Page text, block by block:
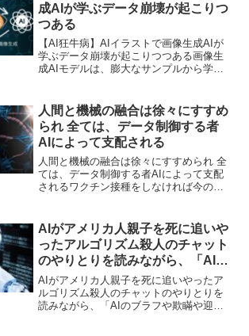
成AIが学ぶデータ崩壊が起こりつ
つある
【AI狂牛病】AIイラストで画像生成AIが
学ぶデータ崩壊が起こりつつある画像生
成AIモデルは、膨大なサンプルから学習
います。では、AIモデルが、知らず知ら
ずのうちにA...
人間と機械の融合は徐々にすすめ
られ 全ては、データ制御する者
AIによって支配される
人間と機械の融合は徐々にすすめられ 全
ては、データ制御する者AIによって支配
されるワクチン接種をしなければ今のと
flagsh...
AIがアメリカ人親子を死に追いや
ったアルゴリズム殺人のチャット
のやりとりを読みながら、「AIの
ブラフや欺瞞や迎合」を考える
AIがアメリカ人親子を死に追いやったア
ルゴリズム殺人のチャットのやりとりを
読みながら、「AIのブラフや欺瞞や迎